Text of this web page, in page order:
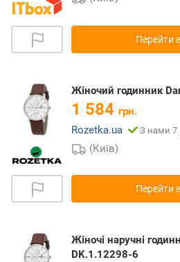
Перейти
Жіночий годинник
1 584 грн.
Rozetka.ua
З нами 7
(Київ)
Перейти
Жіночі наручні
DK.1.12298-6